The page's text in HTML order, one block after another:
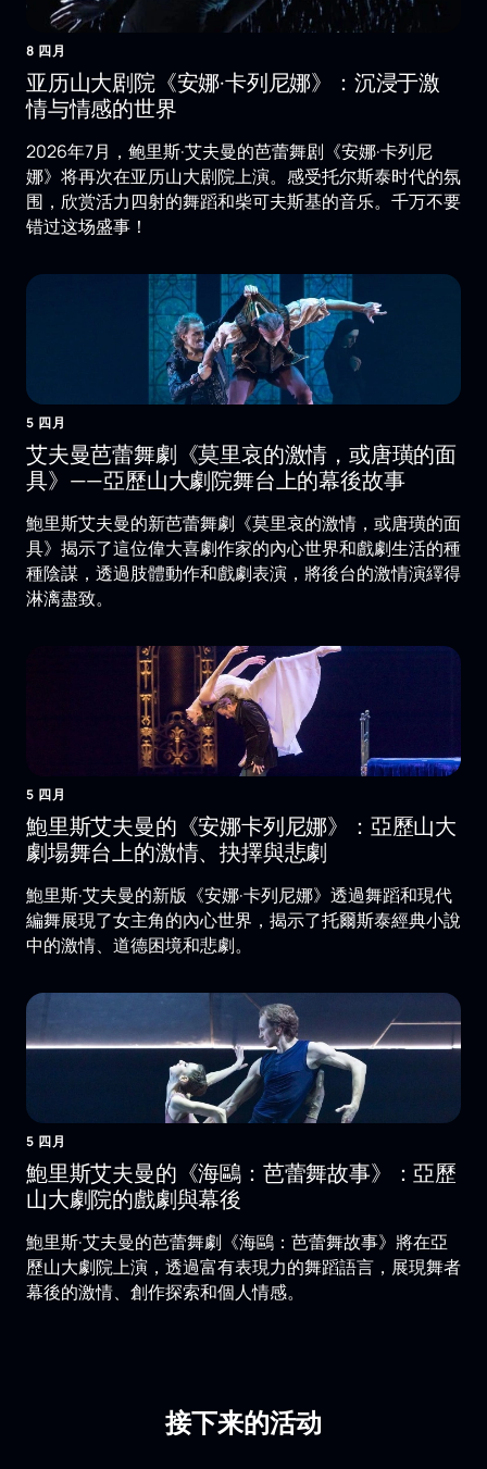
8 四月
亚历山大剧院《安娜·卡列尼娜》：沉浸于激
情与情感的世界
2026年7月，鲍里斯·艾夫曼的芭蕾舞剧《安娜·卡列尼
娜》将再次在亚历山大剧院上演。感受托尔斯泰时代的氛
围，欣赏活力四射的舞蹈和柴可夫斯基的音乐。千万不要
错过这场盛事！
5 四月
艾夫曼芭蕾舞劇《莫里哀的激情，或唐璜的面
具》——亞歷山大劇院舞台上的幕後故事
鮑里斯艾夫曼的新芭蕾舞劇《莫里哀的激情，或唐璜的面
具》揭示了這位偉大喜劇作家的內心世界和戲劇生活的種
種陰謀，透過肢體動作和戲劇表演，將後台的激情演繹得
淋漓盡致。
5 四月
鮑里斯艾夫曼的《安娜卡列尼娜》：亞歷山大
劇場舞台上的激情、抉擇與悲劇
鮑里斯·艾夫曼的新版《安娜·卡列尼娜》透過舞蹈和現代
編舞展現了女主角的內心世界，揭示了托爾斯泰經典小說
中的激情、道德困境和悲劇。
5 四月
鮑里斯艾夫曼的《海鷗：芭蕾舞故事》：亞歷
山大劇院的戲劇與幕後
鮑里斯·艾夫曼的芭蕾舞劇《海鷗：芭蕾舞故事》將在亞
歷山大劇院上演，透過富有表現力的舞蹈語言，展現舞者
幕後的激情、創作探索和個人情感。
接下来的活动